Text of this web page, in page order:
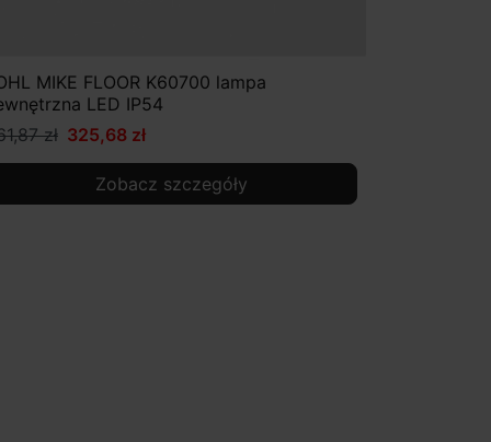
MIKE FLOOR K60700 lampa
LED IP54
zł 325,68 zł
Zobacz szczegóły